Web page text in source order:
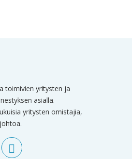
toimivien yritysten ja
asialla.
yritysten omistajia,